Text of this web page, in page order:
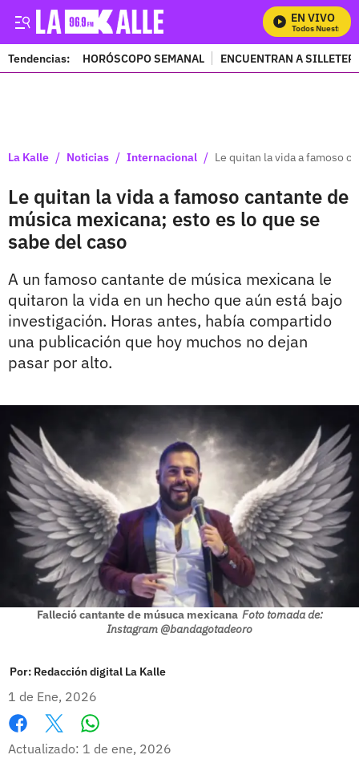
EN VIVO
Mira Todos Nuestros
Tendencias: HORÓSCOPO SEMANAL ENCUENTRAN A
La Kalle / Noticias / Internacional / Le quitan la vida a famoso
Le quitan la vida a famoso cantante de
música mexicana; esto es lo que se
sabe del caso
A un famoso cantante de música mexicana le
quitaron la vida en un hecho que aún está bajo
investigación. Horas antes, había compartido
una publicación que hoy muchos no dejan
pasar por alto.
Falleció cantante de músuca mexicana Foto tomada de:
Instagram @bandagotadeoro
Por: Redacción digital La Kalle
1 de Ene, 2026
Facebook
X
Actualizado: 1 de ene, 2026